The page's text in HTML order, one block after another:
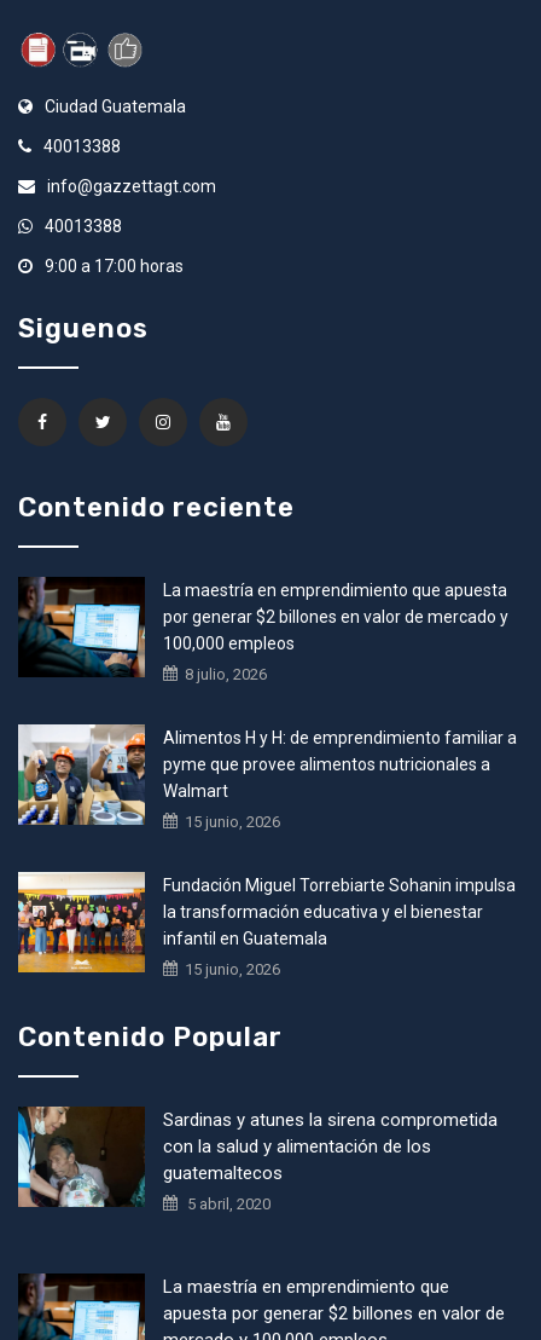
Ciudad Guatemala
40013388
info@gazzettagt.com
40013388
9:00 a 17:00 horas
Siguenos
Contenido reciente
La maestría en emprendimiento que apuesta
por generar $2 billones en valor de mercado y
100,000 empleos
8 julio, 2026
Alimentos H y H: de emprendimiento familiar a
pyme que provee alimentos nutricionales a
Walmart
15 junio, 2026
Fundación Miguel Torrebiarte Sohanin impulsa
la transformación educativa y el bienestar
infantil en Guatemala
15 junio, 2026
Contenido Popular
Sardinas y atunes la sirena comprometida
con la salud y alimentación de los
guatemaltecos
5 abril, 2020
La maestría en emprendimiento que
apuesta por generar $2 billones en valor de